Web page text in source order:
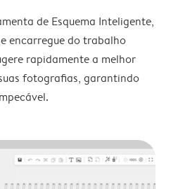
de Esquema Inteligente,
encarregue do trabalho
rapidamente a melhor
fotografias, garantindo